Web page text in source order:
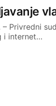
Privredni
i internet…